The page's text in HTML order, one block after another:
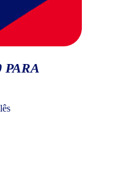
PARA